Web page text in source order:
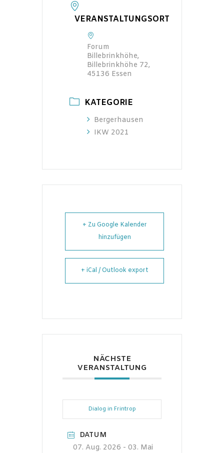
VERANSTALTUNGSORT
Forum
Billebrinkhöhe,
Billebrinkhöhe 72,
45136 Essen
KATEGORIE
Bergerhausen
IKW 2021
+ Zu Google Kalender
hinzufügen
+ iCal / Outlook export
NÄCHSTE
VERANSTALTUNG
Dialog in Frintrop
DATUM
07. Aug. 2026 - 03. Mai